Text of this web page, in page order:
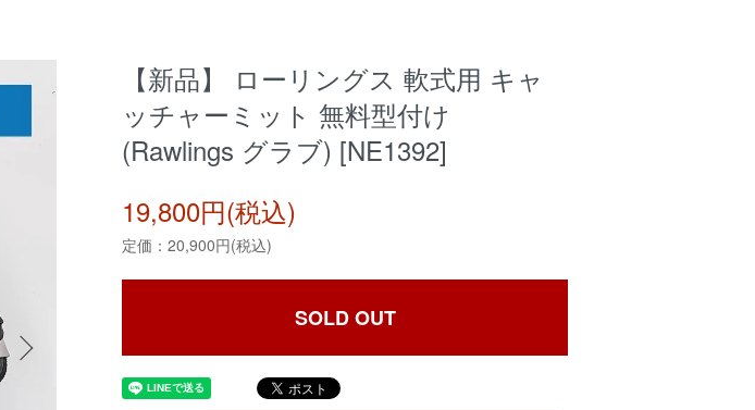
【新品】 ローリングス 軟式用 キャ
ッチャーミット 無料型付け
(Rawlings グラブ) [NE1392]
19,800円(税込)
定価：20,900円(税込)
SOLD OUT